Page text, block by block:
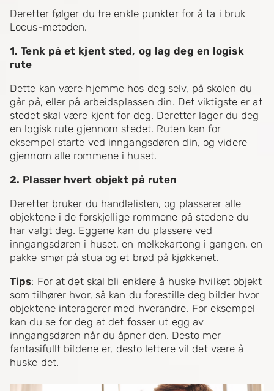
Deretter følger du tre enkle punkter for å ta i bruk
Locus-metoden.
1. Tenk på et kjent sted, og lag deg en logisk
rute
Dette kan være hjemme hos deg selv, på skolen du
går på, eller på arbeidsplassen din. Det viktigste er at
stedet skal være kjent for deg. Deretter lager du deg
en logisk rute gjennom stedet. Ruten kan for
eksempel starte ved inngangsdøren din, og videre
gjennom alle rommene i huset.
2. Plasser hvert objekt på ruten
Deretter bruker du handlelisten, og plasserer alle
objektene i de forskjellige rommene på stedene du
har valgt deg. Eggene kan du plassere ved
inngangsdøren i huset, en melkekartong i gangen, en
pakke smør på stua og et brød på kjøkkenet.
Tips: For at det skal bli enklere å huske hvilket objekt
som tilhører hvor, så kan du forestille deg bilder hvor
objektene interagerer med hverandre. For eksempel
kan du se for deg at det fosser ut egg av
inngangsdøren når du åpner den. Desto mer
fantasifullt bildene er, desto lettere vil det være å
huske det.